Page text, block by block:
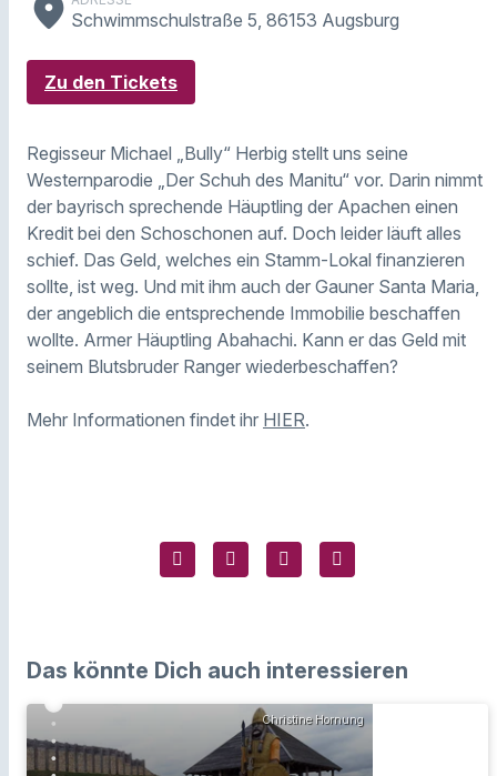
place Schwimmschulstraße 5, 86153 Augsburg
Zu den Tickets
Regisseur Michael „Bully“ Herbig stellt uns seine
Westernparodie „Der Schuh des Manitu“ vor. Darin nimmt
der bayrisch sprechende Häuptling der Apachen einen
Kredit bei den Schoschonen auf. Doch leider läuft alles
schief. Das Geld, welches ein Stamm-Lokal finanzieren
sollte, ist weg. Und mit ihm auch der Gauner Santa Maria,
der angeblich die entsprechende Immobilie beschaffen
wollte. Armer Häuptling Abahachi. Kann er das Geld mit
seinem Blutsbruder Ranger wiederbeschaffen?
Mehr Informationen findet ihr HIER.
Das könnte Dich auch interessieren
Christine Hornung